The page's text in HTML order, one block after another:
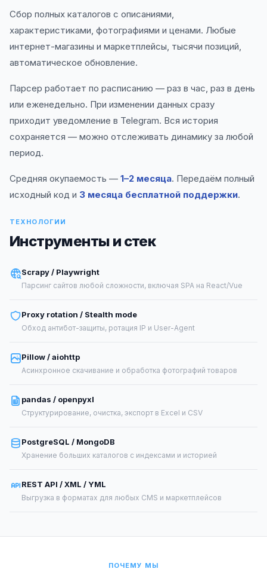
Сбор полных каталогов с описаниями,
характеристиками, фотографиями и ценами. Любые
интернет-магазины и маркетплейсы, тысячи позиций,
автоматическое обновление.
Парсер работает по расписанию — раз в час, раз в день
или еженедельно. При изменении данных сразу
приходит уведомление в Telegram. Вся история
сохраняется — можно отслеживать динамику за любой
период.
Средняя окупаемость — 1–2 месяца. Передаём полный
исходный код и 3 месяца бесплатной поддержки.
ТЕХНОЛОГИИ
Инструменты и стек
Scrapy / Playwright
Парсинг сайтов любой сложности, включая SPA на React/Vue
Proxy rotation / Stealth mode
Обход антибот-защиты, ротация IP и User-Agent
Pillow / aiohttp
Асинхронное скачивание и обработка фотографий товаров
pandas / openpyxl
Структурирование, очистка, экспорт в Excel и CSV
PostgreSQL / MongoDB
Хранение больших каталогов с индексами и историей
REST API / XML / YML
Выгрузка в форматах для любых CMS и маркетплейсов
ПОЧЕМУ МЫ